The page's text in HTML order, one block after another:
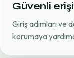
Güvenli
Giriş adımları ve
korumaya